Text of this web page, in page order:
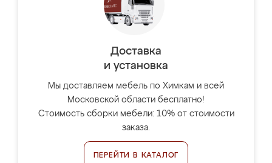
Доставка
и установка
Мы доставляем мебель по Химкам и всей
Московской области бесплатно!
Стоимость сборки мебели: 10% от стоимости
заказа.
ПЕРЕЙТИ В КАТАЛОГ